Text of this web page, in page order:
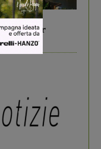
per far